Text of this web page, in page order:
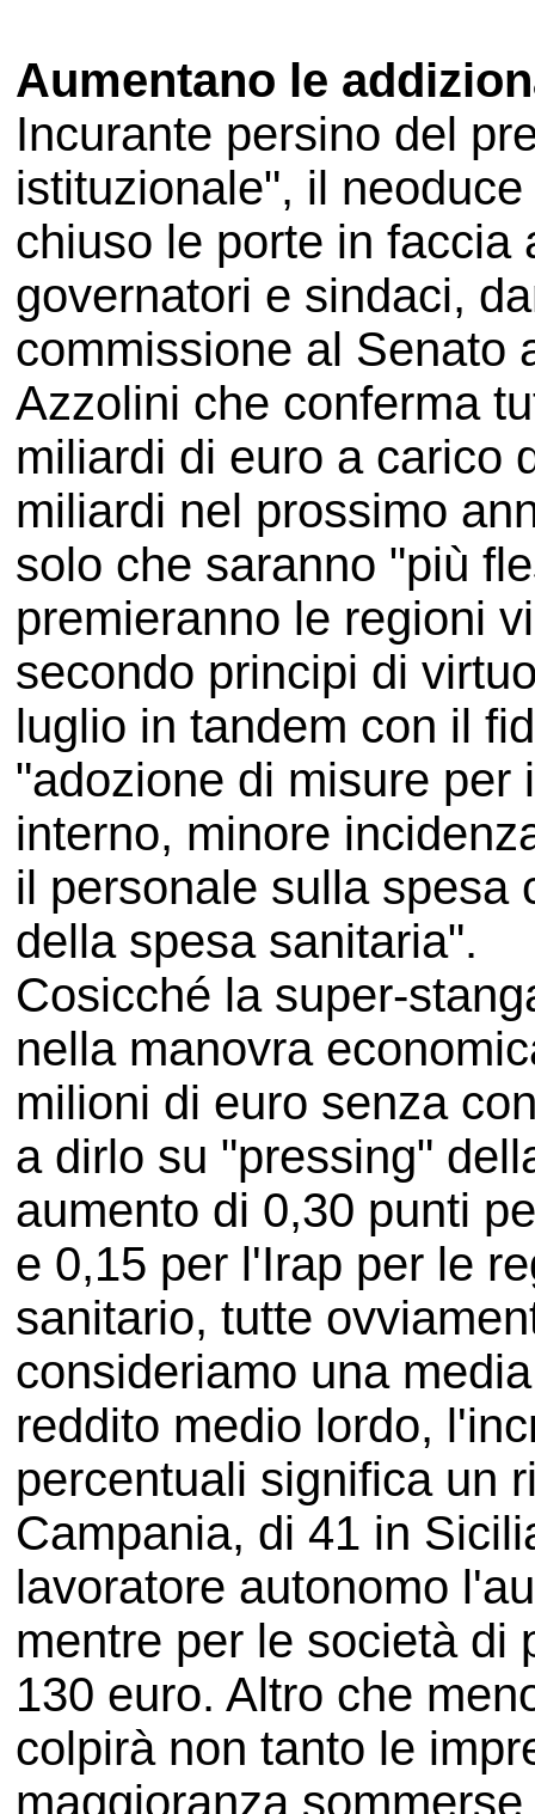
Aumentano le
Incurante persino del
istituzionale", il
chiuso le porte in faccia
governatori e sindaci,
commissione al Senato
Azzolini che conferma
miliardi di euro a carico
miliardi nel prossimo
solo che saranno "più
premieranno le regioni
secondo principi di
luglio in tandem con il
"adozione di misure per
interno, minore
il personale sulla spesa
della spesa sanitaria".
Cosicché la super-
nella manovra
milioni di euro senza
a dirlo su "pressing"
aumento di 0,30 punti
e 0,15 per l'Irap per le
sanitario, tutte
consideriamo una
reddito medio lordo,
percentuali significa un
Campania, di 41 in
lavoratore autonomo
mentre per le società di
130 euro. Altro che
colpirà non tanto le
maggioranza